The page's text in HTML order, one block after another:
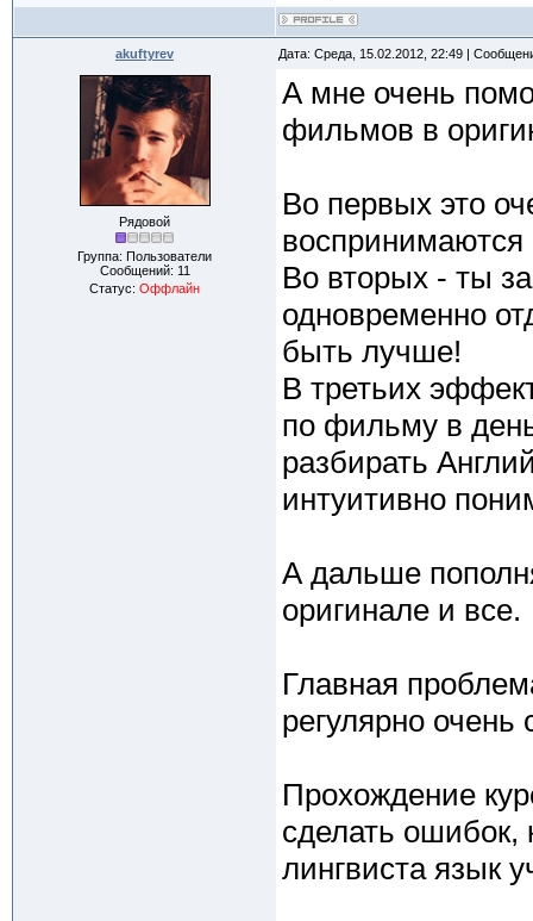
akuftyrev Дата: Среда, 15.02.2012, 22:49 |
Рядовой
Группа: Пользователи
Сообщений: 11
Статус: Оффлайн
А мне очень
фильмов в
Во первых это
воспринимаются
Во вторых - ты
одновременно
быть лучше!
В третьих
по фильму в
разбирать
интуитивно
А дальше
оригинале и все.
Главная
регулярно очень
Прохождение
сделать ошибок,
лингвиста язык